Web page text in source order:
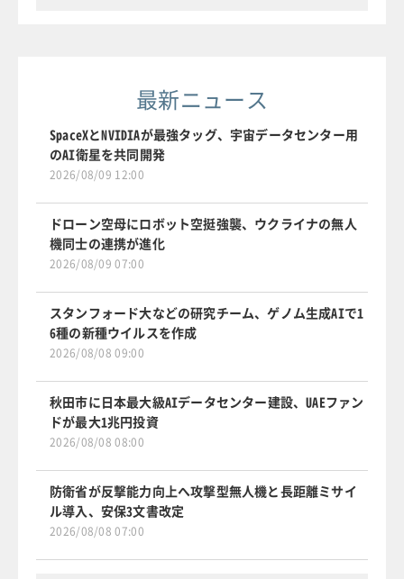
最新ニュース
SpaceXとNVIDIAが最強タッグ、宇宙データセンター用
のAI衛星を共同開発
2026/08/09 12:00
ドローン空母にロボット空挺強襲、ウクライナの無人
機同士の連携が進化
2026/08/09 07:00
スタンフォード大などの研究チーム、ゲノム生成AIで1
6種の新種ウイルスを作成
2026/08/08 09:00
秋田市に日本最大級AIデータセンター建設、UAEファン
ドが最大1兆円投資
2026/08/08 08:00
防衛省が反撃能力向上へ攻撃型無人機と長距離ミサイ
ル導入、安保3文書改定
2026/08/08 07:00